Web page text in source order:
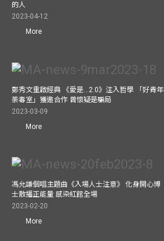
的人
2023-04-12
More
鄭秀文重啟經典 《愛是...2.0》注入哲學 「好青年
荼毒室」獲邀合作 曾懷疑是騙局
2023-03-09
More
馮允謙個唱主題曲《入場人士注意》 化身開心博
士散播正能量 感染紅館全場
2023-02-20
More